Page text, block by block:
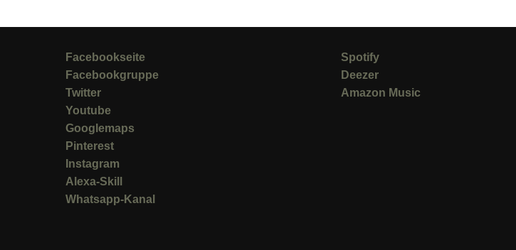
Facebookseite
Facebookgruppe
Twitter
Youtube
Googlemaps
Pinterest
Instagram
Alexa-Skill
Whatsapp-Kanal
Spotify
Deezer
Amazon Music